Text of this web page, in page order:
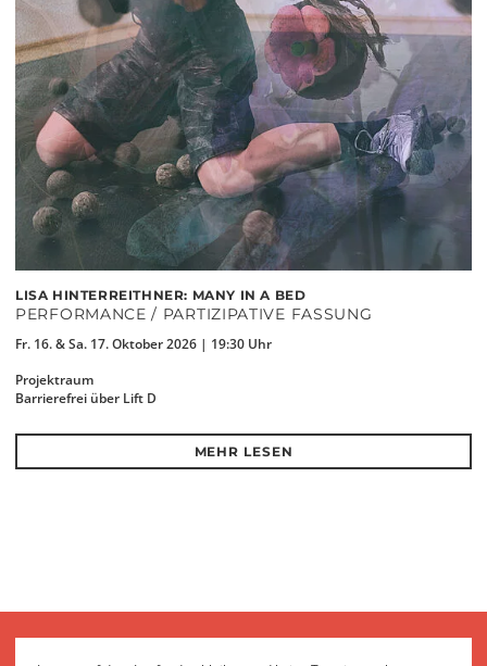
LISA HINTERREITHNER: MANY IN A BED
PERFORMANCE / PARTIZIPATIVE FASSUNG
Fr. 16. & Sa. 17. Oktober 2026 | 19:30 Uhr
Projektraum
Barrierefrei über Lift D
MEHR LESEN